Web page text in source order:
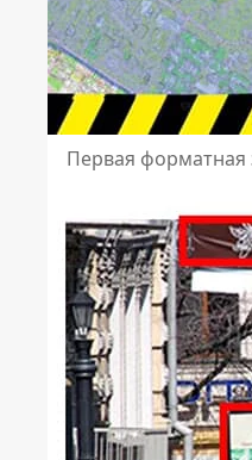
Первая форматная